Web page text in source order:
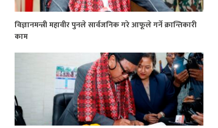
विज्ञानमन्त्री महावीर पुनले सार्वजनिक गरे आफूले गर्ने क्रान्तिकारी
काम